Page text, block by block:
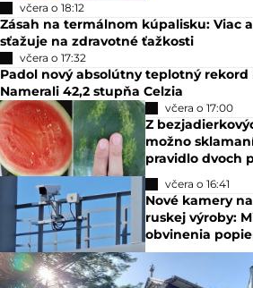
včera o 18:12
Zásah na termálnom kúpalisku: Viac
sťažuje na zdravotné ťažkosti
včera o 17:32
Padol nový absolútny teplotný rekord
Namerali 42,2 stupňa Celzia
včera o 17:00
Z
možno
pravidlo dvoch
včera o 16:41
Nové kamery
ruskej výroby:
obvinenia